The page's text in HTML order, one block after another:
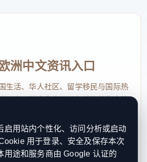
洲中文资讯入口
生活、华人社区、留学移民与国际热
、实用的中文资讯，帮助海外华人快
作：工作日优先处理站务、投稿与权
启用站内个性化、访问分析或启动
用于登录、安全及保存本次
用途和服务商由 Google 认证的